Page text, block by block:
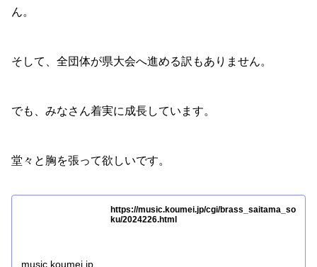
ん。
そして、全団体が県大会へ進める訳もありません。
でも、みなさん着実に成長しています。
堂々と胸を張って欲しいです。
https://music.koumei.jp/cgi/brass_saitama_so
ku/2024226.html
music.koumei.jp